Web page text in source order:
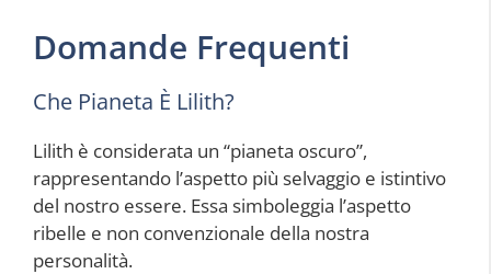
Domande Frequenti
Che Pianeta È Lilith?
Lilith è considerata un “pianeta oscuro”,
rappresentando l’aspetto più selvaggio e istintivo
del nostro essere. Essa simboleggia l’aspetto
ribelle e non convenzionale della nostra
personalità.